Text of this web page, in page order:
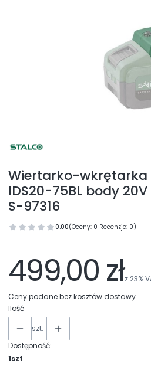
Wiertarko-wkrętarka
IDS20-75BL body 20V
S-97316
0.00(Oceny: 0 Recenzje: 0)
499,00 złz 23%
Ceny podane bez kosztów dostawy.
Ilość
szt.
Dostępność:
1szt